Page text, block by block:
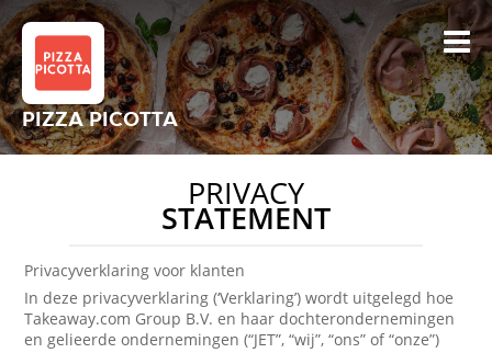
PIZZA PICOTTA
PRIVACY
STATEMENT
Privacyverklaring voor klanten
In deze privacyverklaring (‘Verklaring’) wordt uitgelegd hoe
Takeaway.com Group B.V. en haar dochterondernemingen
en gelieerde ondernemingen (“JET”, “wij”, “ons” of “onze”)